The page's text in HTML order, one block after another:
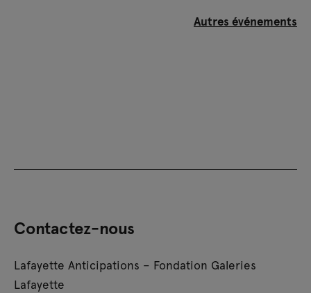
Autres événements
Contactez-nous
Lafayette Anticipations – Fondation Galeries
Lafayette